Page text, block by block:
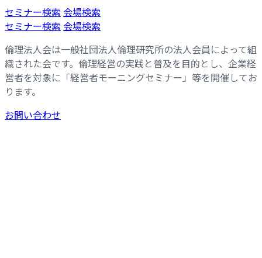
コ
ン
ン
ツ
へ
ス
キ
ッ
ナ
ビ
ー
シ
ョ
ン
に
移
セミナー検索 会場検索
セミナー検索 会場検索
倫理法人会は一般社団法人倫理研究所の法人会員によって組
織された会です。倫理経営の実践と普及を目的とし、企業経
営者を対象に「経営者モーニングセミナー」等を開催してお
ります。
お問い合わせ